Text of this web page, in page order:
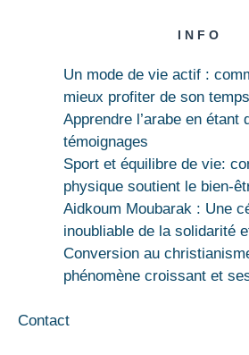
INFO
Un mode de vie actif :
mieux profiter de son
Apprendre l’arabe en étant
témoignages
Sport et équilibre de vie:
physique soutient le bien-
Aidkoum Moubarak : Une
inoubliable de la solidarité
Conversion au
phénomène croissant et
Contact